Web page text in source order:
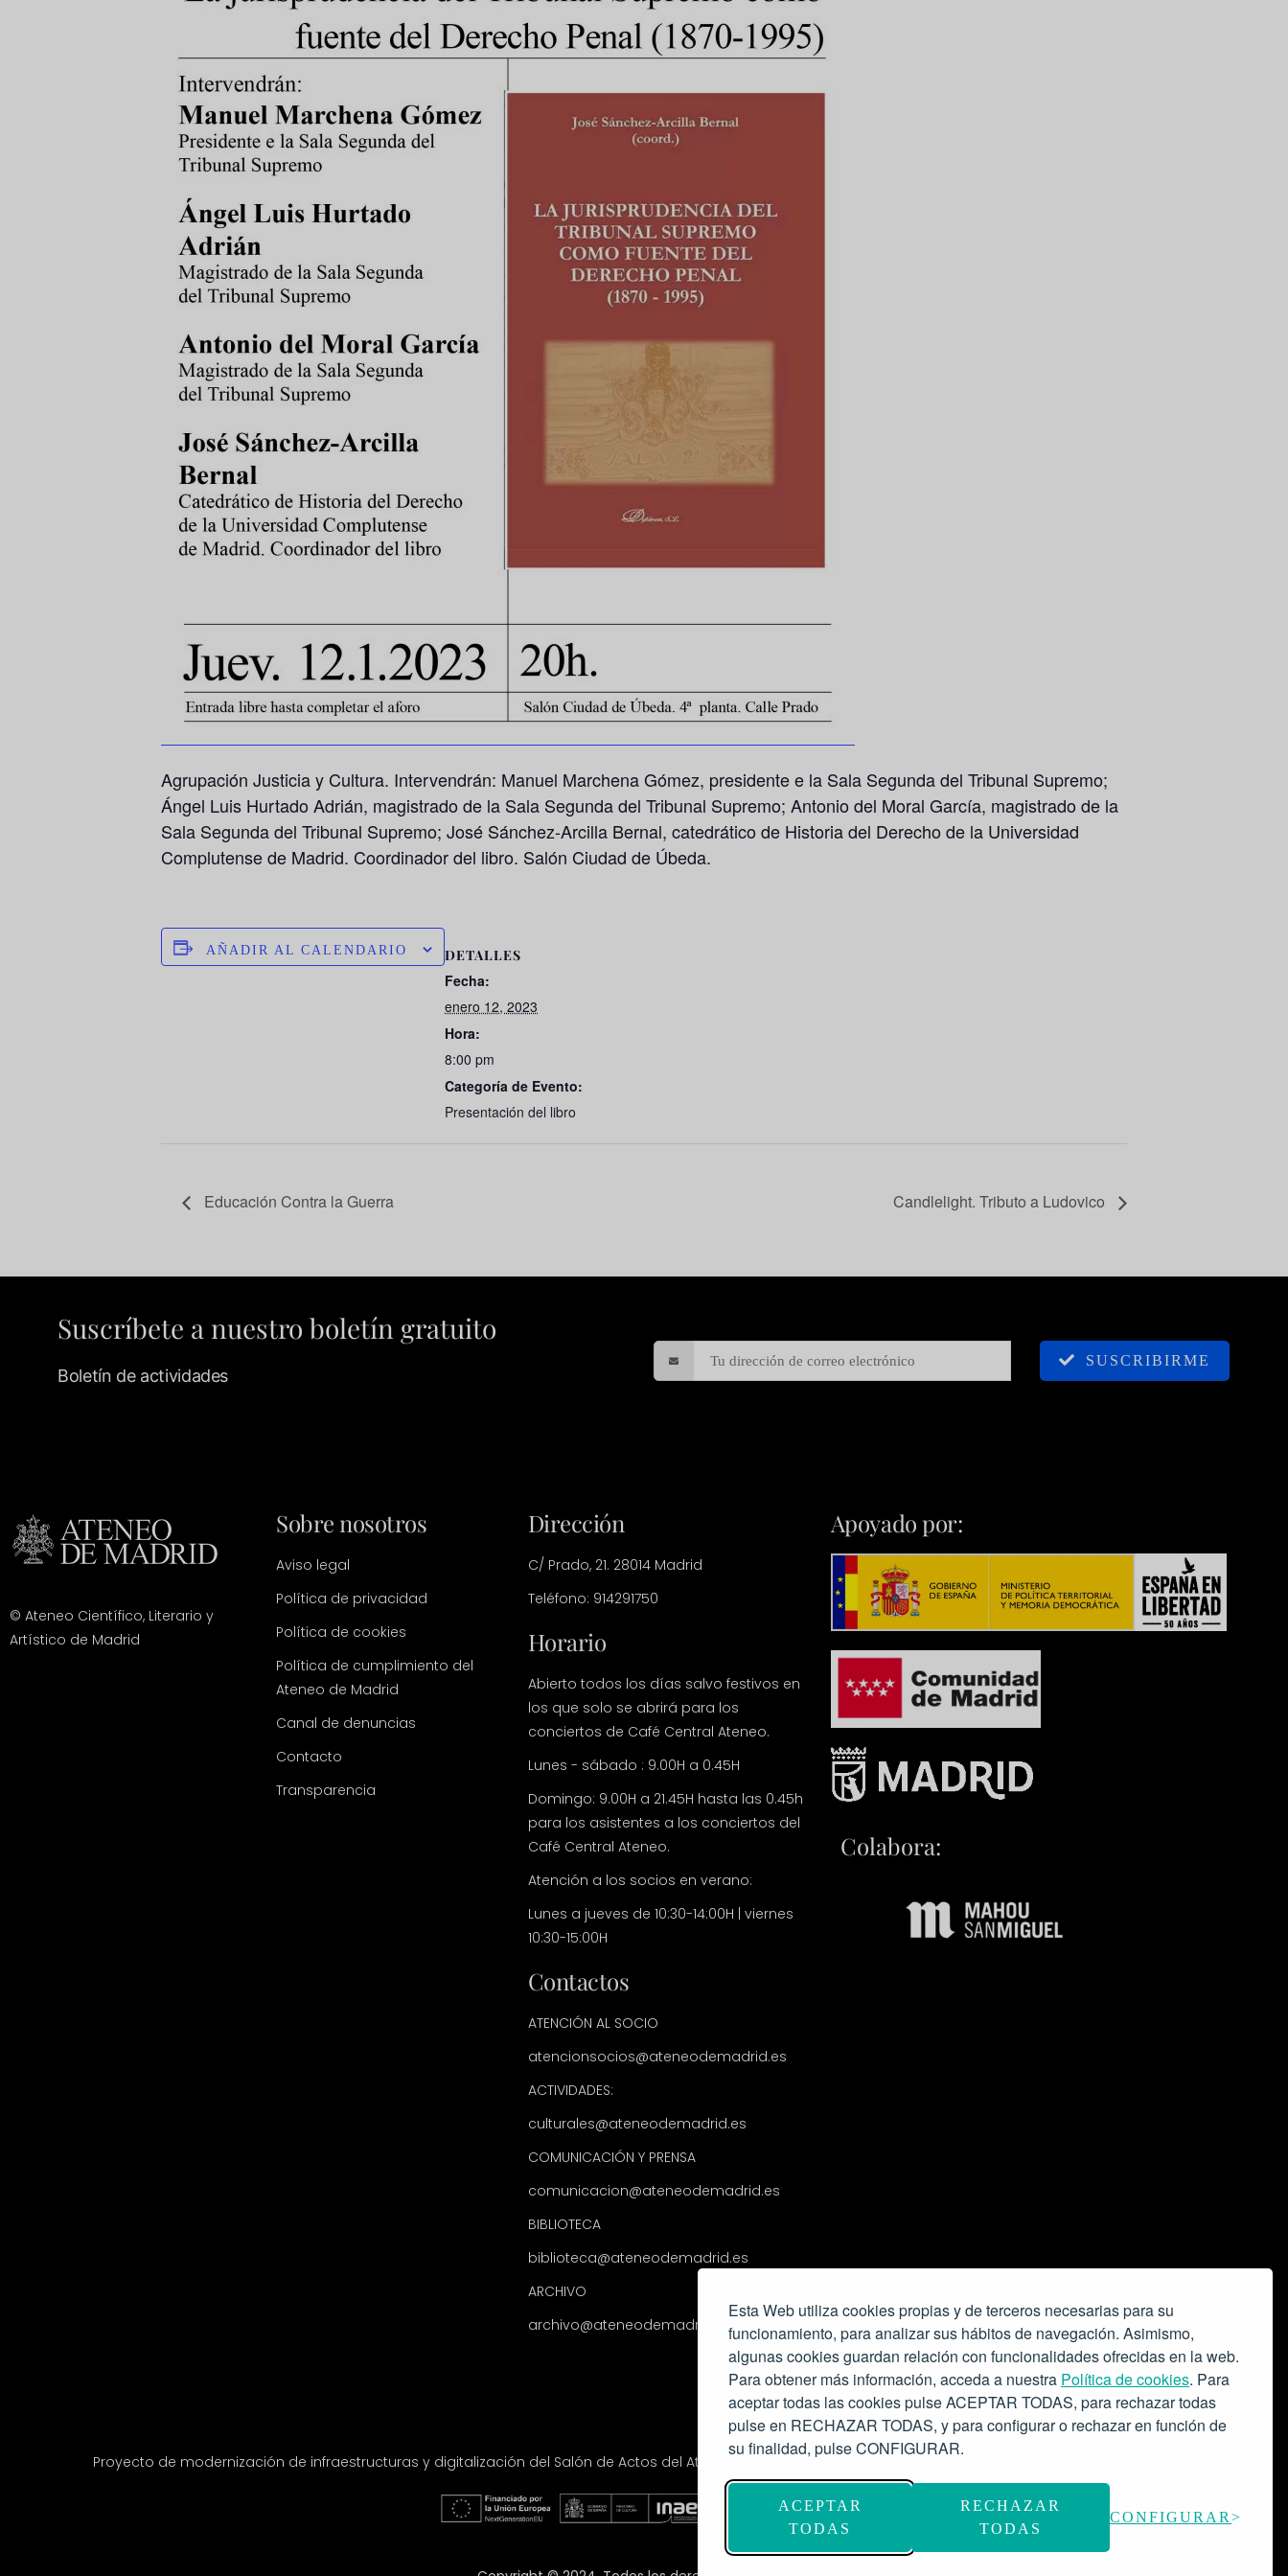
Esta Web utiliza cookies propias y de terceros necesarias para su
funcionamiento, para analizar sus hábitos de navegación. Asimismo,
algunas cookies guardan relación con funcionalidades ofrecidas en la web.
Para obtener más información, acceda a nuestra Política de cookies. Para
aceptar todas las cookies pulse ACEPTAR TODAS, para rechazar todas
pulse en RECHAZAR TODAS, y para configurar o rechazar en función de
su finalidad, pulse CONFIGURAR.
ACEPTAR
TODAS
RECHAZAR
TODAS
CONFIGURAR
Agrupación Justicia y Cultura. Intervendrán: Manuel Marchena Gómez, presidente e la Sala Segunda del Tribunal Supremo;
Ángel Luis Hurtado Adrián, magistrado de la Sala Segunda del Tribunal Supremo; Antonio del Moral García, magistrado de la
Sala Segunda del Tribunal Supremo; José Sánchez-Arcilla Bernal, catedrático de Historia del Derecho de la Universidad
Complutense de Madrid. Coordinador del libro. Salón Ciudad de Úbeda.
AÑADIR AL CALENDARIO DETALLES
Fecha:
enero 12, 2023
Hora:
8:00 pm
Categoría de Evento:
Presentación del libro
Educación Contra la Guerra Candlelight. Tributo a Ludovico
Suscríbete a nuestro boletín gratuito
Boletín de actividades
SUSCRIBIRME
© Ateneo Científico, Literario y
Artístico de Madrid
Sobre nosotros
Aviso legal
Política de privacidad
Política de cookies
Política de cumplimiento del
Ateneo de Madrid
Canal de denuncias
Contacto
Transparencia
Dirección
C/ Prado, 21. 28014 Madrid
Teléfono: 914291750
Horario
Abierto todos los días salvo festivos en
los que solo se abrirá para los
conciertos de Café Central Ateneo.
Lunes - sábado : 9.00H a 0.45H
Domingo: 9.00H a 21.45H hasta las 0.45h
para los asistentes a los conciertos del
Café Central Ateneo.
Atención a los socios en verano:
Lunes a jueves de 10:30-14:00H | viernes
10:30-15:00H
Contactos
ATENCIÓN AL SOCIO
atencionsocios@ateneodemadrid.es
ACTIVIDADES:
culturales@ateneodemadrid.es
COMUNICACIÓN Y PRENSA
comunicacion@ateneodemadrid.es
BIBLIOTECA
biblioteca@ateneodemadrid.es
ARCHIVO
archivo@ateneodemadrid.es
Apoyado por:
Colabora:
Proyecto de modernización de infraestructuras y digitalización del Salón de Actos del Ateneo de Madrid como espacio escénico-musical.